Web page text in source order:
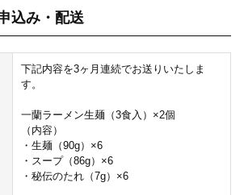
込み・配送
下記内容を3ヶ月連続でお送りいたしま
す。
一蘭ラーメン生麺（3食入）×2個
（内容）
・生麺（90g）×6
・スープ（86g）×6
・秘伝のたれ（7g）×6